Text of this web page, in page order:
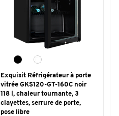
Exquisit Réfrigérateur à porte
vitrée GKS120-GT-160C noir
118 l, chaleur tournante, 3
clayettes, serrure de porte,
pose libre